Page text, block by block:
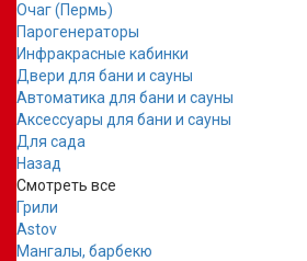
Очаг (Пермь)
Парогенераторы
Инфракрасные кабинки
Двери для бани и сауны
Автоматика для бани и сауны
Аксессуары для бани и сауны
Для сада
Назад
Смотреть все
Грили
Astov
Мангалы, барбекю